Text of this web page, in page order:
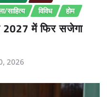
साहित्य विविध होम
में फिर सजेगा
2026